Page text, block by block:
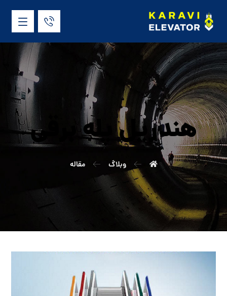
هندریل پله برقی
وبلاگ مقاله